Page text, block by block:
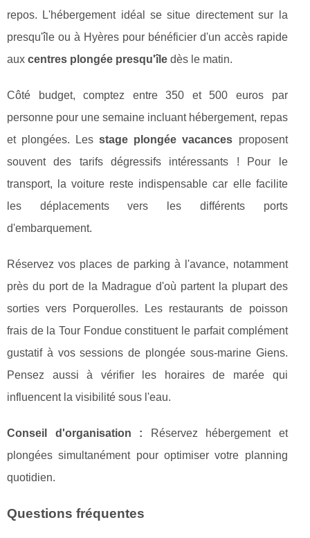
repos. L'hébergement idéal se situe directement sur la
presqu'île ou à Hyères pour bénéficier d'un accès rapide
aux centres plongée presqu'île dès le matin.
Côté budget, comptez entre 350 et 500 euros par
personne pour une semaine incluant hébergement, repas
et plongées. Lesstage plongée vacances proposent
souvent des tarifs dégressifs intéressants ! Pour le
transport, la voiture reste indispensable car elle facilite
les déplacements vers les différents ports
d'embarquement.
Réservez vos places de parking à l'avance, notamment
près du port de la Madrague d'où partent la plupart des
sorties vers Porquerolles. Les restaurants de poisson
frais de la Tour Fondue constituent le parfait complément
gustatif à vos sessions de plongée sous-marine Giens.
Pensez aussi à vérifier les horaires de marée qui
influencent la visibilité sous l'eau.
Conseil d'organisation : Réservez hébergement et
plongées simultanément pour optimiser votre planning
quotidien.
Questions fréquentes